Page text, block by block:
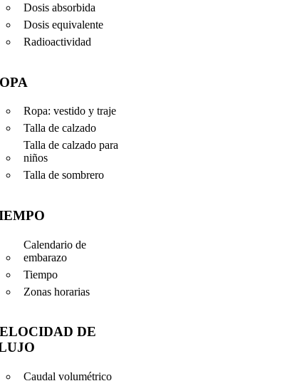
Dosis absorbida
Dosis equivalente
Radioactividad
Ropa: vestido y traje
Talla de calzado
Talla de calzado para
niños
Talla de sombrero
Calendario de
embarazo
Tiempo
Zonas horarias
DE
Caudal volumétrico